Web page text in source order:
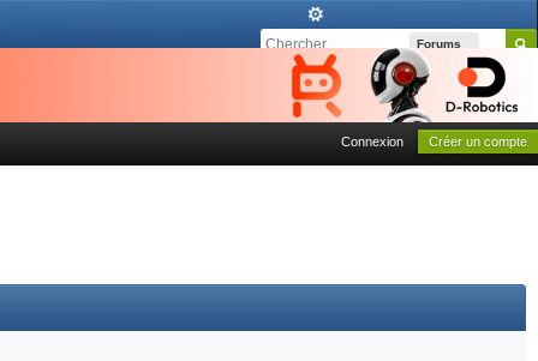
Forums
Connexion Créer un compte